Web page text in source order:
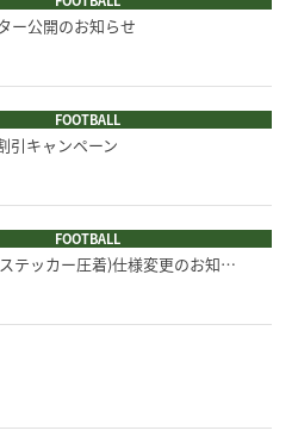
ー公開のお知らせ
FOOTBALL
引キャンペーン
FOOTBALL
テッカー圧着)仕様変更のお知…